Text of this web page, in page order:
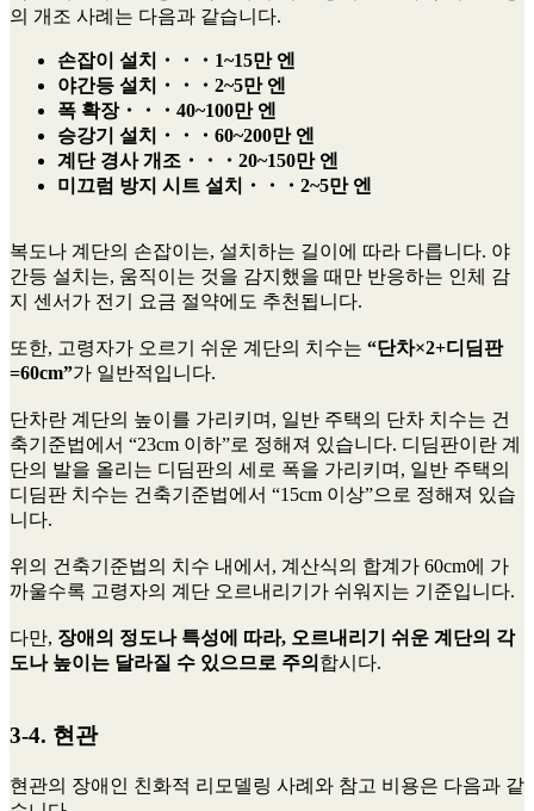
의 개조 사례는 다음과 같습니다.
손잡이 설치・・・1~15만 엔
야간등 설치・・・2~5만 엔
폭 확장・・・40~100만 엔
승강기 설치・・・ 60~200만 엔
계단 경사 개조・・・20~150만 엔
미끄럼 방지 시트 설치・・・2~5만 엔
복도나 계단의 손잡이는, 설치하는 길이에 따라 다릅니다. 야
간등 설치는, 움직이는 것을 감지했을 때만 반응하는 인체 감
지 센서가 전기 요금 절약에도 추천됩니다.
또한, 고령자가 오르기 쉬운 계단의 치수는 “단차×2+디딤판
=60cm”가 일반적입니다.
단차란 계단의 높이를 가리키며, 일반 주택의 단차 치수는 건
축기준법에서 “23cm 이하”로 정해져 있습니다. 디딤판이란 계
단의 발을 올리는 디딤판의 세로 폭을 가리키며, 일반 주택의
디딤판 치수는 건축기준법에서 “15cm 이상”으로 정해져 있습
니다.
위의 건축기준법의 치수 내에서, 계산식의 합계가 60cm에 가
까울수록 고령자의 계단 오르내리기가 쉬워지는 기준입니다.
다만, 장애의 정도나 특성에 따라, 오르내리기 쉬운 계단의 각
도나 높이는 달라질 수 있으므로 주의 합시다.
3-4. 현관
현관의 장애인 친화적 리모델링 사례와 참고 비용은 다음과 같